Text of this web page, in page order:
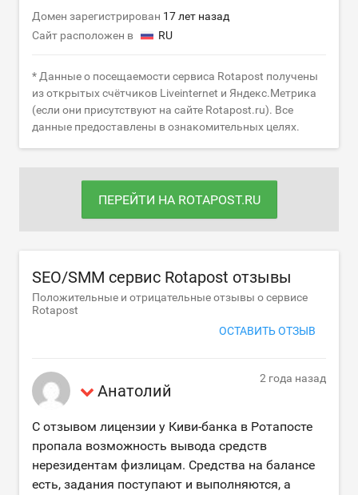
ПЕРЕЙТИ НА ROTAPOST.RU
SEO/SMM сервис Rotapost отзывы
Положительные и отрицательные отзывы о сервисе
Rotapost
ОСТАВИТЬ ОТЗЫВ
Анатолий
2 года назад
С отзывом лицензии у Киви-банка в Ротапосте
пропала возможность вывода средств
нерезидентам физлицам. Средства на балансе
есть, задания поступают и выполняются, а
Домен зарегистрирован 17 лет назад
Сайт расположен в
RU
* Данные о посещаемости сервиса Rotapost получены
из открытых счётчиков Liveinternet и Яндекс.Метрика
(если они присутствуют на сайте Rotapost.ru). Все
данные предоставлены в ознакомительных целях.